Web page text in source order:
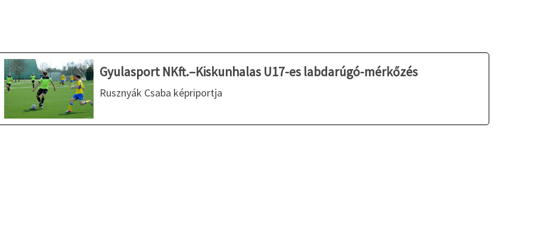
Gyulasport NKft.–Kiskunhalas U17-es labdarúgó-mérkőzés
Rusznyák Csaba képriportja